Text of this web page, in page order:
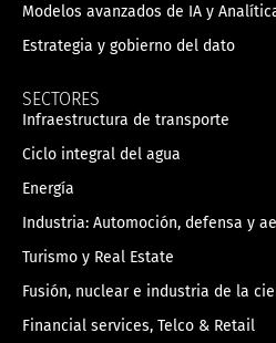
Modelos avanzados de IA y
Estrategia y gobierno del dato
SECTORES
Infraestructura de transporte
Ciclo integral del agua
Energía
Industria: Automoción, defensa y
Turismo y Real Estate
Fusión, nuclear e industria de la
Financial services, Telco & Retail